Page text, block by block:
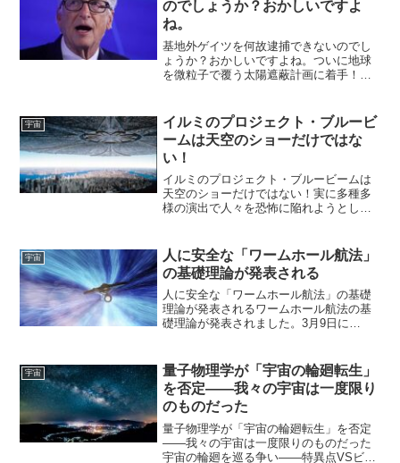
のでしょうか？おかしいですよ
ね。
基地外ゲイツを何故逮捕できないのでし
ょうか？おかしいですよね。ついに地球
を微粒子で覆う太陽遮蔽計画に着手！そ
たい」その一心で、太陽光をブロックす
る“日光遮断テクノ...
宇宙
イルミのプロジェクト・ブルービ
ームは天空のショーだけではな
い！￼
イルミのプロジェクト・ブルービームは
天空のショーだけではない！実に多種多
様の演出で人々を恐怖に陥れようとして
ましたし、随分前にこのブログでもプロ
ジェクト・ブルービームに...
宇宙
人に安全な「ワームホール航法」
の基礎理論が発表される
人に安全な「ワームホール航法」の基礎
理論が発表されるワームホール航法の基
礎理論が発表されました。3月9日に
では、既存の物理学の常識を...
宇宙
量子物理学が「宇宙の輪廻転生」
を否定――我々の宇宙は一度限り
のものだった
量子物理学が「宇宙の輪廻転生」を否定
――我々の宇宙は一度限りのものだった
宇宙の輪廻を巡る争い――特異点VSビッ